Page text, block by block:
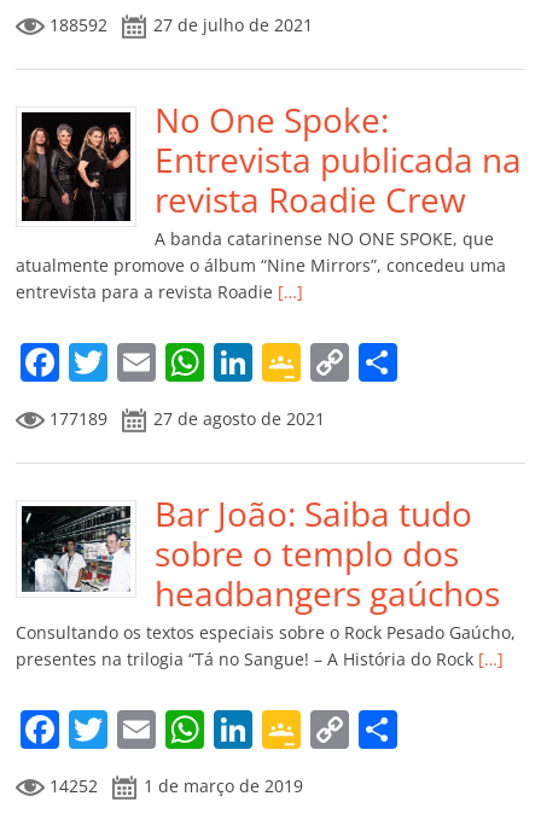
c
e
b
o
o
k
itt
er
ai
l
at
s
A
p
p
k
e
dI
n
o
gl
e
Cl
a
ss
ro
o
m
y
Li
n
k
p
til
h
ar
188592 27 de julho de 2021
No One Spoke:
Entrevista publicada na
revista Roadie Crew
A banda catarinense NO ONE SPOKE, que
atualmente promove o álbum “Nine Mirrors”, concedeu uma
entrevista para a revista Roadie […]
F
a
c
e
b
o
o
k
T
w
itt
er
E
m
ai
l
W
at
s
A
p
p
Li
n
k
e
dI
n
G
o
o
gl
e
Cl
a
ss
ro
o
m
C
y
Li
n
k
p
ar
til
h
ar
177189 27 de agosto de 2021
Bar João: Saiba tudo
sobre o templo dos
headbangers gaúchos
Consultando os textos especiais sobre o Rock Pesado Gaúcho,
presentes na trilogia “Tá no Sangue! – A História do Rock […]
F
a
c
T
w
itt
E
m
ai
W
at
Li
n
k
G
o
o
C
14252 1 de março de 2019